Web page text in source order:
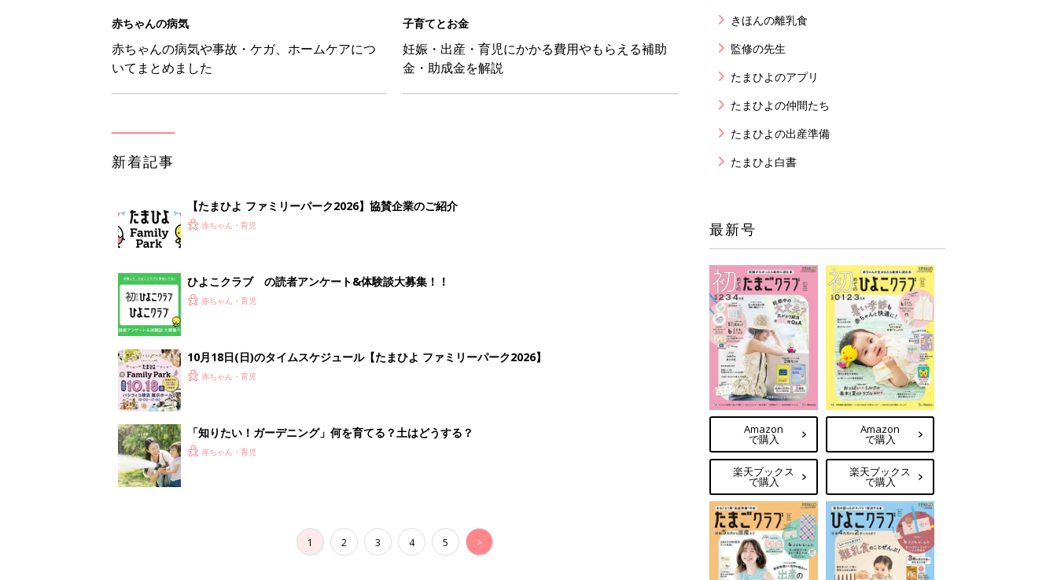
赤ちゃんの病気
赤ちゃんの病気や事故・ケガ、ホームケアにつ
いてまとめました
子育てとお金
妊娠・出産・育児にかかる費用やもらえる補助
金・助成金を解説
新着記事
【たまひよ ファミリーパーク2026】協賛企業のご紹介
赤ちゃん・育児
ひよこクラブ の読者アンケート&体験談大募集！！
赤ちゃん・育児
10月18日(日)のタイムスケジュール【たまひよ ファミリーパーク2026】
赤ちゃん・育児
「知りたい！ガーデニング」何を育てる？土はどうする？
赤ちゃん・育児
1 2 3 4 5 >
きほんの離乳食
監修の先生
たまひよのアプリ
たまひよの仲間たち
たまひよの出産準備
たまひよ白書
最新号
Amazon
で購入
楽天ブックス
で購入
Amazon
で購入
楽天ブックス
で購入